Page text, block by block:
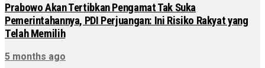
Prabowo Akan Tertibkan Pengamat Tak Suka
Pemerintahannya, PDI Perjuangan: Ini Risiko Rakyat yang
Telah Memilih
5 months ago